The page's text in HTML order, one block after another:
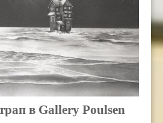
в Gallery Poulsen